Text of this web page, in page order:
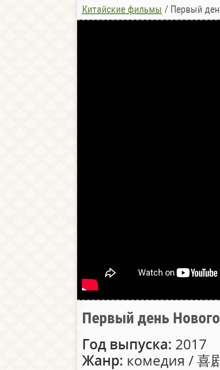
Китайские фильмы / Первый
Первый день
Год выпуска: 2017
Жанр: комедия / 喜